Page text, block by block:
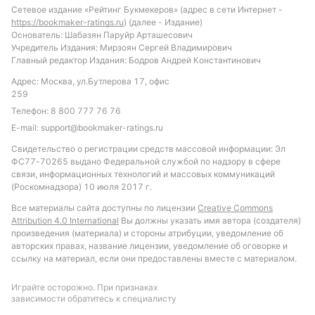
обе команды забьют, учитывая, что это
происходит в половине матчей лиги. Такой подход
позволит сделать ставку с разумным уровнем
риска и потенциалом доходности.
Обновлено:
Автор
Питер Бьёрн
Сетевое издание «Рейтинг Букмекеров» (адрес в сети Интернет -
https://bookmaker-ratings.ru) (далее - Издание)
Основатель: Шабазян Паруйр Арташесович
Учредитель Издания: Мирзоян Сергей Владимирович
Главный редактор Издания: Бодров Андрей Константинович
Адрес: Москва, ул.Бутлерова 17, офис
259
Телефон: 8 800 777 76 76
E-mail: support@bookmaker-ratings.ru
Свидетельство о регистрации средств массовой информации: Эл
ФС77-70265 выдано Федеральной службой по надзору в сфере
связи, информационных технологий и массовых коммуникаций
(Роскомнадзора) 10 июля 2017 г.
Все материалы сайта доступны по лицензии Creative Commons
Attribution 4.0 International Вы должны указать имя автора (создателя)
произведения (материала) и стороны атрибуции, уведомление об
авторских правах, название лицензии, уведомление об оговорке и
ссылку на материал, если они предоставлены вместе с материалом.
Играйте осторожно. При признаках
зависимости обратитесь к специалисту